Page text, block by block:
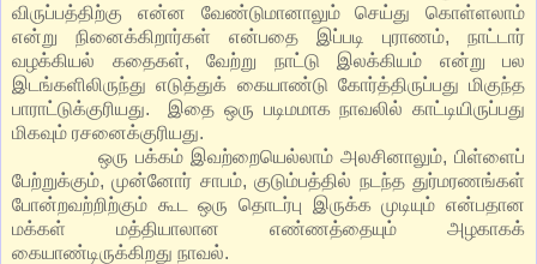
விருப்பத்திற்கு என்ன வேண்டுமானாலும் செய்து கொள்ளலாம்
என்று நினைக்கிறார்கள் என்பதை இப்படி புராணம், நாட்டார்
வழக்கியல் கதைகள், வேற்று நாட்டு இலக்கியம் என்று பல
இடங்களிலிருந்து எடுத்துக் கையாண்டு கோர்த்திருப்பது மிகுந்த
பாராட்டுக்குரியது. இதை ஒரு படிமமாக நாவலில் காட்டியிருப்பது
மிகவும் ரசனைக்குரியது.
ஒரு பக்கம் இவற்றையெல்லாம் அலசினாலும், பிள்ளைப்
பேற்றுக்கும், முன்னோர் சாபம், குடும்பத்தில் நடந்த துர்மரணங்கள்
போன்றவற்றிற்கும் கூட ஒரு தொடர்பு இருக்க முடியும் என்பதான
மக்கள் மத்தியாலான எண்ணத்தையும் அழகாகக்
கையாண்டிருக்கிறது நாவல்.